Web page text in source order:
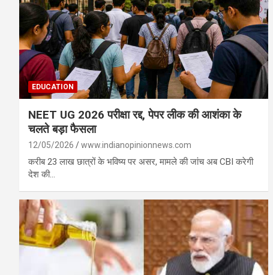
EDUCATION
NEET UG 2026 परीक्षा रद्द, पेपर लीक की आशंका के
चलते बड़ा फैसला
12/05/2026 www.indianopinionnews.com
करीब 23 लाख छात्रों के भविष्य पर असर, मामले की जांच अब CBI करेगी
देश की…